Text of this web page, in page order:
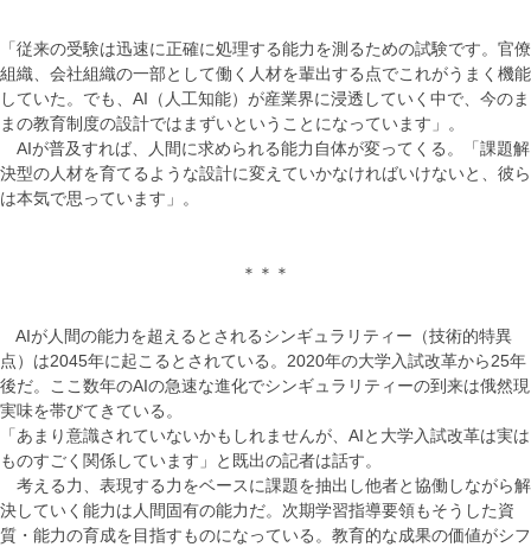
「従来の受験は迅速に正確に処理する能力を測るための試験です。官僚
組織、会社組織の一部として働く人材を輩出する点でこれがうまく機能
していた。でも、AI（人工知能）が産業界に浸透していく中で、今のま
まの教育制度の設計ではまずいということになっています」。
AIが普及すれば、人間に求められる能力自体が変ってくる。「課題解
決型の人材を育てるような設計に変えていかなければいけないと、彼ら
は本気で思っています」。
＊＊＊
AIが人間の能力を超えるとされるシンギュラリティー（技術的特異
点）は2045年に起こるとされている。2020年の大学入試改革から25年
後だ。ここ数年のAIの急速な進化でシンギュラリティーの到来は俄然現
実味を帯びてきている。
「あまり意識されていないかもしれませんが、AIと大学入試改革は実は
ものすごく関係しています」と既出の記者は話す。
考える力、表現する力をベースに課題を抽出し他者と協働しながら解
決していく能力は人間固有の能力だ。次期学習指導要領もそうした資
質・能力の育成を目指すものになっている。教育的な成果の価値がシフ